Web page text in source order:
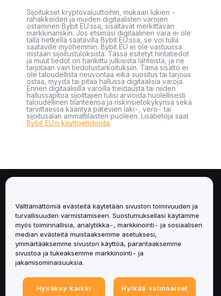
Sijoitukset kryptovaluuttoihin, mukaan lukien -
rahakkeiden ja muiden digitaalisten varojen
ostaminen Bybit EU:ssa, sisältävät merkittävän
markkinariskin. Jos etsimäsi digitaalinen vara ei ole
tällä hetkellä saatavilla Bybit EU:ssa, se voi tulla
saataville myöhemmin. Bybit EU ei ole vastuussa
mistään sijoitustuloksista. Tässä esitetyt hintatiedot
ja muut tiedot on hankittu julkisista lähteistä, ja ne
tarjotaan vain tiedotustarkoituksiin. Tämä sisältö ei
ole taloudellista neuvontaa eikä suositus tai tarjous
ostaa, myydä tai pitää hallussa digitaalisia varoja.
Ennen digitaalisilla varoilla treidausta tai niiden
hallussapitoa sijoittajien tulisi arvioida huolellisesti
taloudellinen tilanteensa ja riskinsietokykynsä sekä
tarvittaessa kääntyä pätevien laki-, vero- tai
sijoitusalan ammattilaisten puoleen. Lisätietoja saat
Bybit EU:n käyttöehdoista.
Palvelut
Tuki
Tuotteet
Lakiasiat
Välttämättömiä evästeitä käytetään sivuston toimivuuden ja
turvallisuuden varmistamiseen. Suostumuksellasi käytämme
myös toiminnallisia, analytiikka-, markkinointi- ja sosiaalisen
median evästeitä muistaaksemme asetuksesi,
ymmärtääksemme sivuston käyttöä, parantaaksemme
sivustoa ja tukeaksemme markkinointi- ja
jakamisominaisuuksia.
Hyväksy kaikki
Hylkää valinnaiset